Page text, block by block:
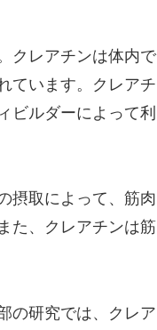
クレアチンは体内で
ています。クレアチ
ビルダーによって利
摂取によって、筋肉
た、クレアチンは筋
の研究では、クレア